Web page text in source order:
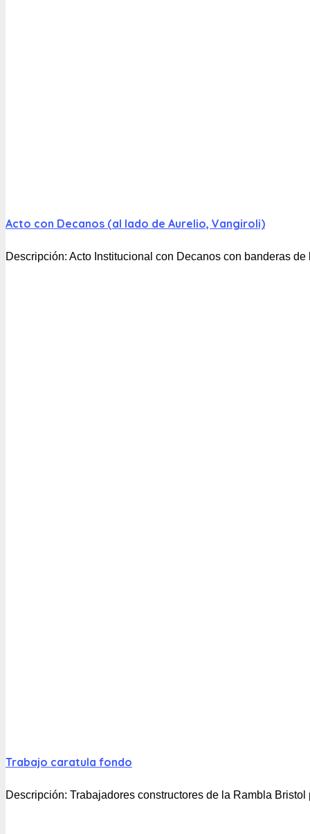
Acto con Decanos (al lado de Aurelio, Vangiroli)
Descripción: Acto Institucional con Decanos con banderas de
Trabajo caratula fondo
Descripción: Trabajadores constructores de la Rambla Bristol